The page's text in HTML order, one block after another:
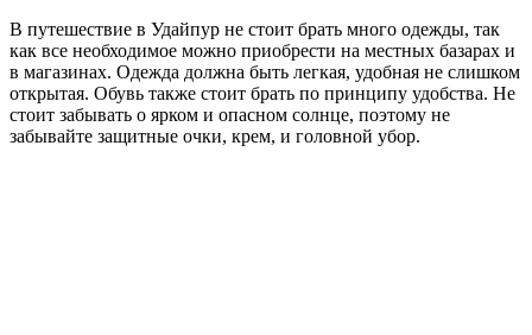
В путешествие в Удайпур не стоит брать много одежды, так
как все необходимое можно приобрести на местных базарах и
в магазинах. Одежда должна быть легкая, удобная не слишком
открытая. Обувь также стоит брать по принципу удобства. Не
стоит забывать о ярком и опасном солнце, поэтому не
забывайте защитные очки, крем, и головной убор.